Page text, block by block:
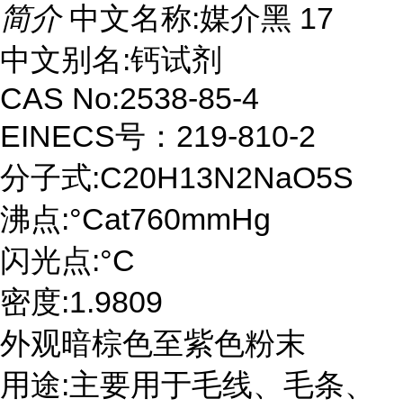
简介 中文名称:媒介黑 17
中文别名:钙试剂
CAS No:2538-85-4
EINECS号：219-810-2
分子式:C20H13N2NaO5S
沸点:°Cat760mmHg
闪光点:°C
密度:1.9809
外观暗棕色至紫色粉末
用途:主要用于毛线、毛条、